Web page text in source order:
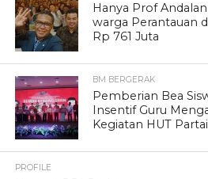
Hanya Prof
warga Perantauan
Rp 761 Juta
BM BERGERAK
Pemberian Bea
Insentif Guru
Kegiatan HUT Partai
PROFILE